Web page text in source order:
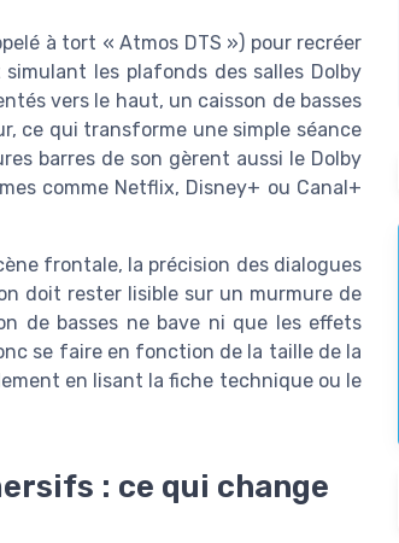
à tort « Atmos DTS ») pour recréer
les plafonds des salles Dolby
vers le haut, un caisson de basses
ce qui transforme une simple séance
barres de son gèrent aussi le Dolby
comme Netflix, Disney+ ou Canal+
frontale, la précision des dialogues
doit rester lisible sur un murmure de
de basses ne bave ni que les effets
se faire en fonction de la taille de la
en lisant la fiche technique ou le
: ce qui change